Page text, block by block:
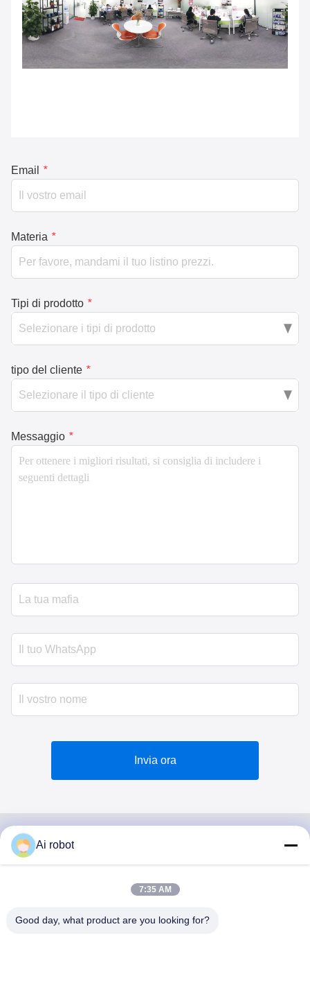
Email *
Materia *
Tipi di prodotto *
tipo del cliente *
Messaggio *
Invia ora
VIVI DENTAI
LABORATORY
Ai robot
7:35 AM
Good day, what product are you looking for?